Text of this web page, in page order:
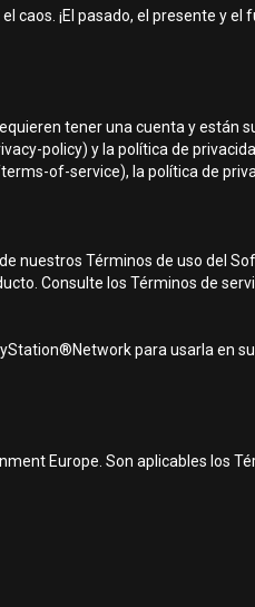
¡El pasado, el presente y el
tener una cuenta y están
policy) y la política de
of-service), la política de
nuestros Términos de uso del
Consulte los Términos de
para usarla en
Europe. Son aplicables los